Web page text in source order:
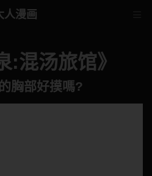
人漫画
:混汤旅馆》
胸部好摸嗎?